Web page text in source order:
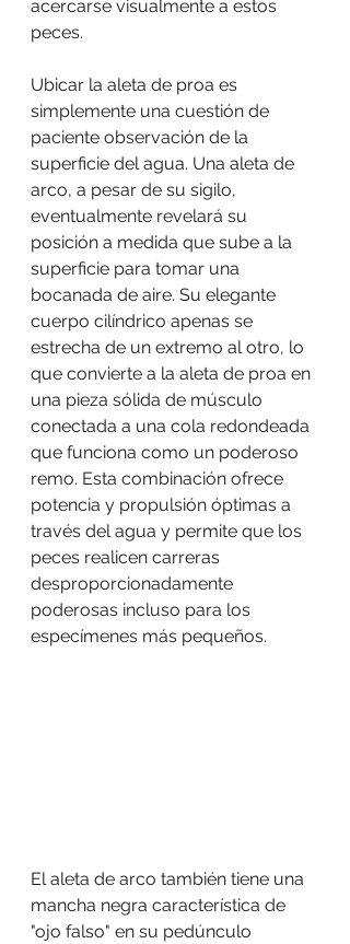
acercarse visualmente a estos
peces.
Ubicar la aleta de proa es
simplemente una cuestión de
paciente observación de la
superficie del agua. Una aleta de
arco, a pesar de su sigilo,
eventualmente revelará su
posición a medida que sube a la
superficie para tomar una
bocanada de aire. Su elegante
cuerpo cilíndrico apenas se
estrecha de un extremo al otro, lo
que convierte a la aleta de proa en
una pieza sólida de músculo
conectada a una cola redondeada
que funciona como un poderoso
remo. Esta combinación ofrece
potencia y propulsión óptimas a
través del agua y permite que los
peces realicen carreras
desproporcionadamente
poderosas incluso para los
especímenes más pequeños.
El aleta de arco también tiene una
mancha negra característica de
"ojo falso" en su pedúnculo